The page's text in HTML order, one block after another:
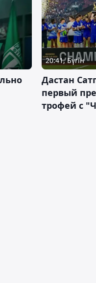
20:41, Бүгін
Дастан
первый
трофей с